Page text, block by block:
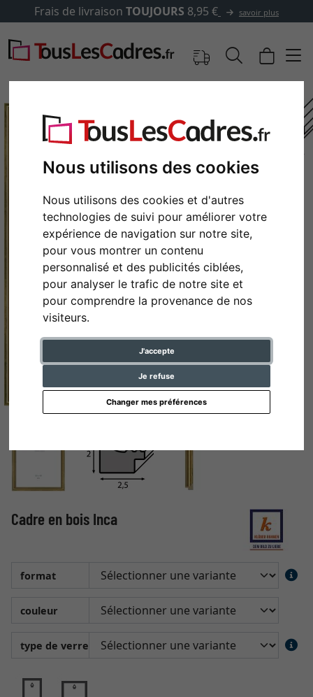
Nous utilisons des cookies
Nous utilisons des cookies et d'autres
technologies de suivi pour améliorer votre
expérience de navigation sur notre site,
pour vous montrer un contenu
personnalisé et des publicités ciblées,
pour analyser le trafic de notre site et
pour comprendre la provenance de nos
visiteurs.
J'accepte
Je refuse
Changer mes préférences
Frais de livraison TOUJOURS 8,95 € savoir plus
Retour
Cadre en bois Inca
format
couleur
type de verre